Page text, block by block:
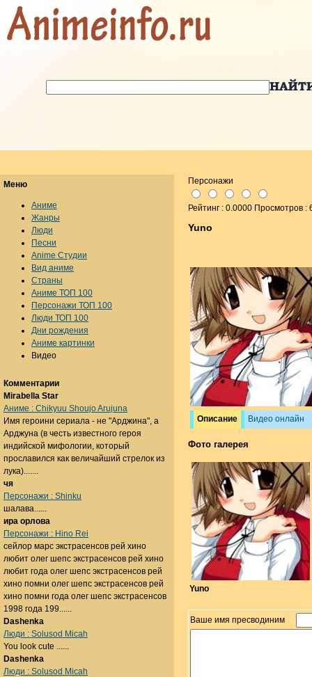
Персонажи
Рейтинг : 0.0000 Просмотров :
Yuno
Описание Видео онлайн
Фото галерея
Yuno
Ваше имя пресводиним
Меню
Аниме
Жанры
Люди
Песни
Anime Студии
Вид аниме
Страны
Аниме ТОП 100
Персонажи ТОП 100
Люди ТОП 100
Дни рождения
Аниме картинки
Видео
Комментарии
Mirabella Star
Аниме : Chikyuu Shoujo Arujuna
Имя героини сериала - не "Арджина", а
Арджуна (в честь известного героя
индийской мифологии, который
прославился как величайший стрелок из
лука).......
чя
Персонажи : Shinku
шалава......
ира орлова
Персонажи : Hino Rei
сейлор марс экстрасенсов рей хино
любит олег шепс экстрасенсов рей хино
любит года олег шепс экстрасенсов рей
хино помни олег шепс экстрасенсов рей
хино помни года олег шепс экстрасенсов
1998 года 199......
Dashenka
Люди : Solusod Micah
You look cute ......
Dashenka
Люди : Solusod Micah